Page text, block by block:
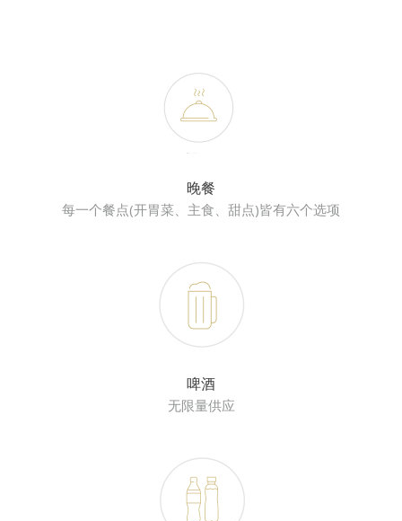
晚餐
每一个餐点(开胃菜、主食、甜点)皆有六个选项
啤酒
无限量供应